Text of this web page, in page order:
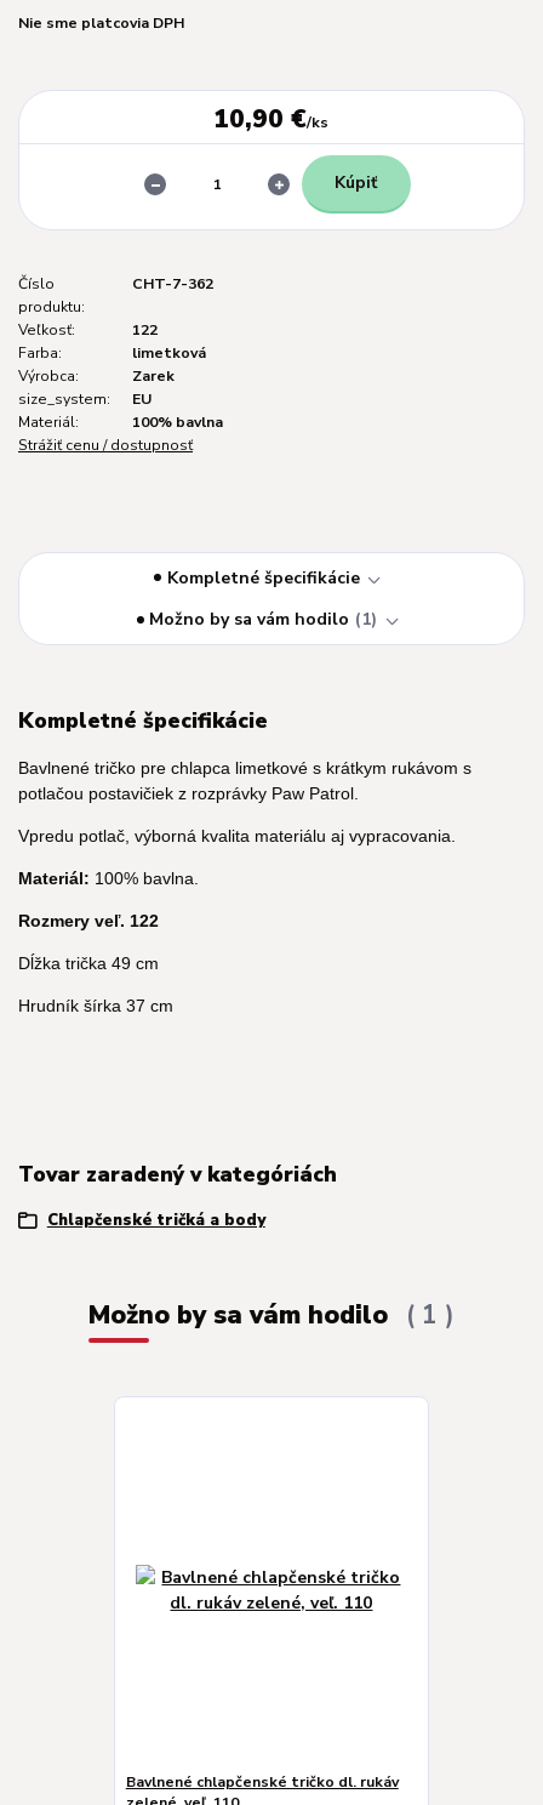
Nie sme platcovia DPH
10,90 €/ks
Kúpiť
Číslo
produktu:
CHT-7-362
Veľkosť:
122
Farba:
limetková
Výrobca:
Zarek
size_system:
EU
Materiál:
100% bavlna
Strážiť cenu / dostupnosť
Kompletné špecifikácie
Možno by sa vám hodilo
1
Kompletné špecifikácie
Bavlnené tričko pre chlapca limetkové s krátkym rukávom s
potlačou postavičiek z rozprávky Paw Patrol.
Vpredu potlač, výborná kvalita materiálu aj vypracovania.
Materiál: 100% bavlna.
Rozmery veľ. 122
Dĺžka trička 49 cm
Hrudník šírka 37 cm
Tovar zaradený v kategóriách
Chlapčenské tričká a body
Možno by sa vám hodilo 1
Bavlnené chlapčenské tričko dl. rukáv